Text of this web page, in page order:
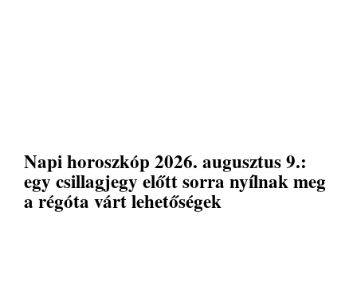
Napi horoszkóp 2026. augusztus 9.:
egy csillagjegy előtt sorra nyílnak meg
a régóta várt lehetőségek